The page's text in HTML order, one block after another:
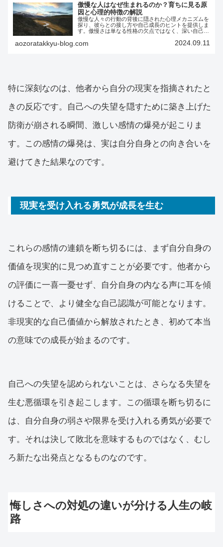
傲慢な人はなぜ生まれるのか？育ちに見る原
因と心理的特徴の解説
傲慢な人々の行動の背後に隠された心理メカニズムを
探り、彼らとの接し方や自己成長のヒントを提供しま
す。傲慢さは単なる性格の欠点ではなく、深い自己不
で、より思いやりのある人間関係を築く方法を学びま
aozoratakkyu-blog.com 2024.09.11
特に深刻なのは、他者から自分の現実を指摘されたと
きの反応です。自己への失望を隠すために築き上げた
防衛が崩される瞬間、激しい感情の爆発が起こりま
す。この感情の爆発は、実は自分自身との向き合いを
避けてきた結果なのです。
現実を受け入れる勇気が成長を生む
これらの感情の連鎖を断ち切るには、まず自分自身の
価値を現実的に見つめ直すことが必要です。他者から
の評価に一喜一憂せず、自分自身の内なる声に耳を傾
けることで、より健全な自己認識が可能となります。
非現実的な自己価値から解放されたとき、初めて本当
の意味での成長が始まるのです。
自己への失望を認められないことは、さらなる失望を
生む悪循環を引き起こします。この循環を断ち切るに
は、自分自身の弱さや限界を受け入れる勇気が必要で
す。それは決して敗北を意味するものではなく、むし
ろ新たな出発点となるものなのです。
悔しさへの対処の違いが分ける人生の岐
路